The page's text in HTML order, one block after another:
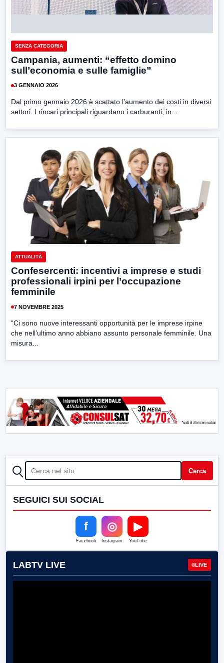
SENZA CATEGORIA
Campania, aumenti: “effetto domino
sull’economia e sulle famiglie”
3 GENNAIO 2026
Dal primo gennaio 2026 è scattato l’aumento dei costi in diversi
settori. I rincari principali riguardano i carburanti, in...
ATTUALITÀ
Confesercenti: incentivi a imprese e studi
professionali irpini per l’occupazione
femminile
7 NOVEMBRE 2025
“Ci sono nuove interessanti opportunità per le imprese irpine
che nell’ultimo anno abbiano assunto personale femminile. Una
misura...
CERCA Cerca
SEGUICI SUI SOCIAL
f
Facebook
◎
Instagram
▶
YouTube
LABTV LIVE LIVE